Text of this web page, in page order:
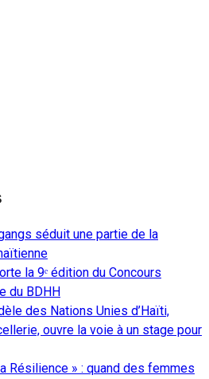
séduit une partie de la
la 9ᵉ édition du Concours
du BDHH
des Nations Unies d’Haïti,
ouvre la voie à un stage pour
Résilience » : quand des femmes